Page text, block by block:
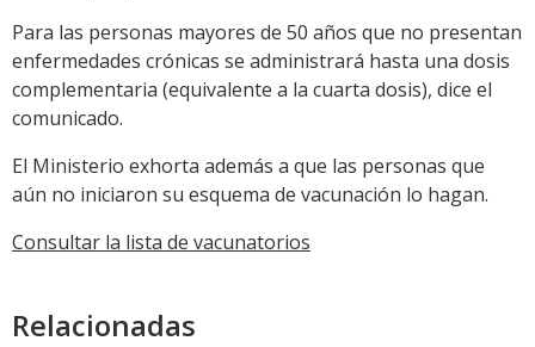
Para las personas mayores de 50 años que no presentan
enfermedades crónicas se administrará hasta una dosis
complementaria (equivalente a la cuarta dosis), dice el
comunicado.
El Ministerio exhorta además a que las personas que
aún no iniciaron su esquema de vacunación lo hagan.
Consultar la lista de vacunatorios
Relacionadas